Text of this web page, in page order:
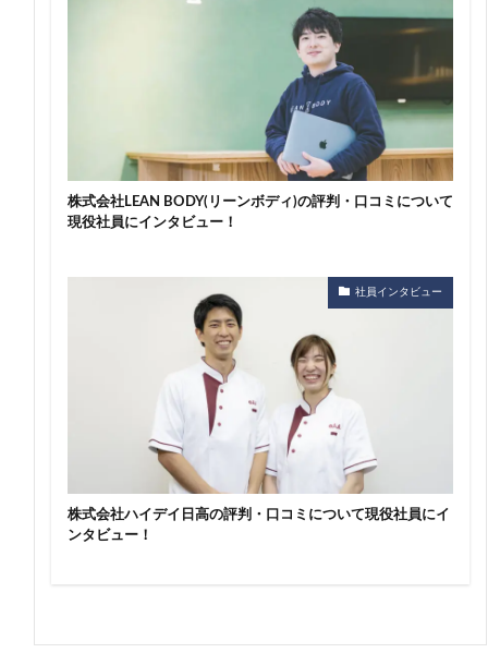
株式会社LEAN BODY(リーンボディ)の評判・口コミについて
現役社員にインタビュー！
社員インタビュー
株式会社ハイデイ日高の評判・口コミについて現役社員にイ
ンタビュー！